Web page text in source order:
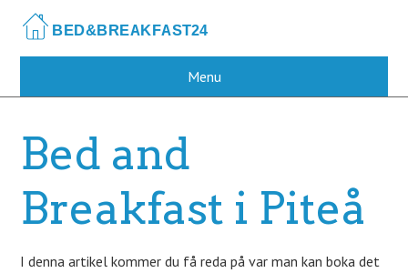
main
Menu
Bed and
Breakfast i Piteå
I denna artikel kommer du få reda på var man kan boka det